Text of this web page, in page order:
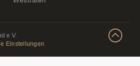
e.V.
Einstellungen